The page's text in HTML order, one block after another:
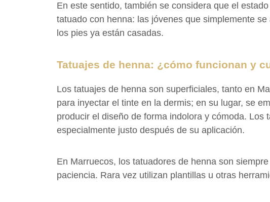
En este sentido, también se considera que el
tatuado con henna: las jóvenes que simplemente
los pies ya están casadas.
Tatuajes de henna: ¿cómo funcionan y
Los tatuajes de henna son superficiales, tanto en
para inyectar el tinte en la dermis; en su lugar, se
producir el diseño de forma indolora y cómoda.
especialmente justo después de su aplicación.
En Marruecos, los tatuadores de henna son
paciencia. Rara vez utilizan plantillas u otras